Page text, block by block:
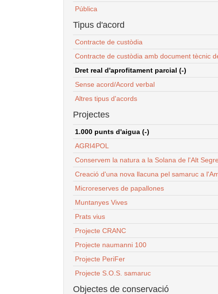
Pública
Tipus d'acord
Contracte de custòdia
Contracte de custòdia amb document tècnic
Dret real d'aprofitament parcial (-)
Sense acord/Acord verbal
Altres tipus d'acords
Projectes
1.000 punts d'aigua (-)
AGRI4POL
Conservem la natura a la Solana de l'Alt
Creació d'una nova llacuna pel samaruc a
Microreserves de papallones
Muntanyes Vives
Prats vius
Projecte CRANC
Projecte naumanni 100
Projecte PeriFer
Projecte S.O.S. samaruc
Objectes de conservació